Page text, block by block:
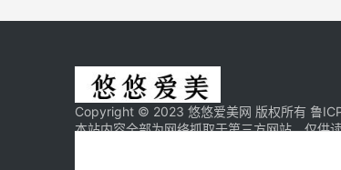
Copyright © 2023 悠悠爱美网 版权所有 鲁
本站内容全部为网络抓取于第三方网站，仅供